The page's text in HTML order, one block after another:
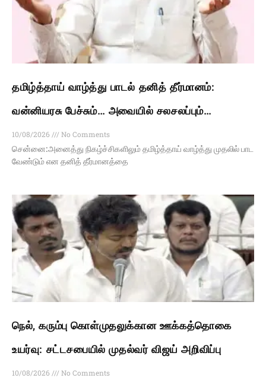
தமிழ்த்தாய் வாழ்த்து பாடல் தனித் தீர்மானம்:
வன்னியரசு பேச்சும்… அவையில் சலசலப்பும்…
10/08/2026
No Comments
சென்னை:அனைத்து நிகழ்ச்சிகளிலும் தமிழ்த்தாய் வாழ்த்து முதலில் பாட
வேண்டும் என தனித் தீர்மானத்தை
நெல், கரும்பு கொள்முதலுக்கான ஊக்கத்தொகை
உயர்வு: சட்டசபையில் முதல்வர் விஜய் அறிவிப்பு
10/08/2026
No Comments